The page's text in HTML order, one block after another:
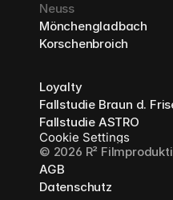
Neuss
Mönchengladbach
Korschenbroich
Loyalty
Fallstudie Braun d.
Fallstudie ASTRO
Cookie Settings
© 2026 R²
AGB
Datenschutz